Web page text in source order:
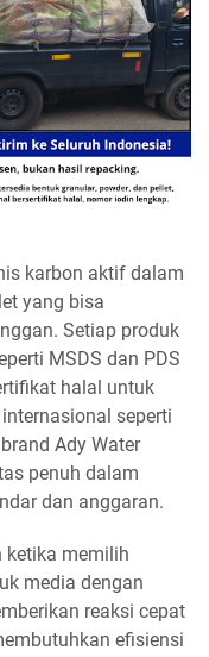
karbon aktif dalam
yang bisa
Setiap produk
MSDS dan PDS
halal untuk
seperti
Ady Water
penuh dalam
dan anggaran.
ketika memilih
media dengan
reaksi cepat
efisiensi